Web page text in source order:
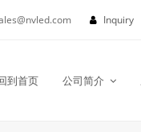
Inquiry
到首页 公司简介